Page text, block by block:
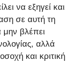
να εξηγεί και
σε αυτή τη
βλέπει
αλλά
και κριτική